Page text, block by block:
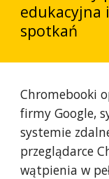
edukacyjna
spotkań
Chromebooki
firmy Google,
systemie
przeglądarce
wątpienia w